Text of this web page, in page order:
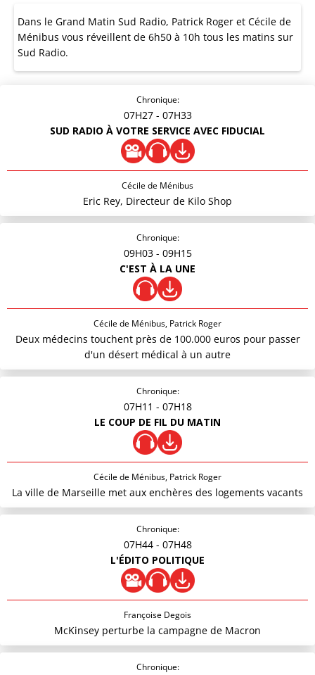
Dans le Grand Matin Sud Radio, Patrick Roger et Cécile de
Ménibus vous réveillent de 6h50 à 10h tous les matins sur
Sud Radio.
Chronique:
07H27 - 07H33
SUD RADIO À VOTRE SERVICE AVEC FIDUCIAL
Cécile de Ménibus
Eric Rey, Directeur de Kilo Shop
Chronique:
09H03 - 09H15
C'EST À LA UNE
Cécile de Ménibus, Patrick Roger
Deux médecins touchent près de 100.000 euros pour passer
d'un désert médical à un autre
Chronique:
07H11 - 07H18
LE COUP DE FIL DU MATIN
Cécile de Ménibus, Patrick Roger
La ville de Marseille met aux enchères des logements vacants
Chronique:
07H44 - 07H48
L'ÉDITO POLITIQUE
Françoise Degois
McKinsey perturbe la campagne de Macron
Chronique: